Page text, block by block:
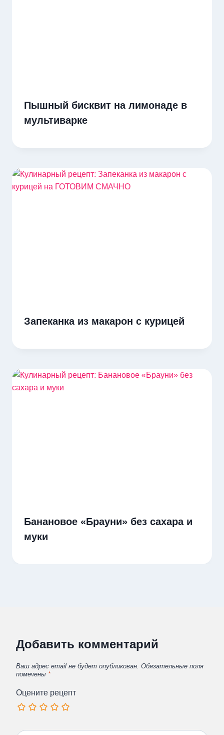
Пышный бисквит на лимонаде в
мультиварке
Запеканка из макарон с курицей
Банановое «Брауни» без сахара и
муки
Добавить комментарий
Ваш адрес email не будет опубликован. Обязательные поля
помечены *
Оцените рецепт